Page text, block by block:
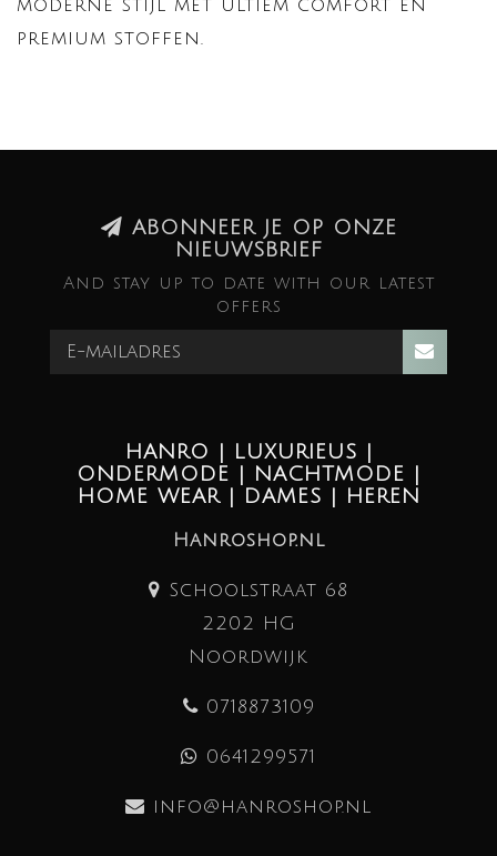
moderne stijl met ultiem comfort en
premium stoffen.
ABONNEER JE OP ONZE
NIEUWSBRIEF
And stay up to date with our latest
offers
HANRO | LUXURIEUS |
ONDERMODE | NACHTMODE |
HOME WEAR | DAMES | HEREN
Hanroshop.nl
Schoolstraat 68
2202 HG
Noordwijk
0718873109
0641299571
info@hanroshop.nl